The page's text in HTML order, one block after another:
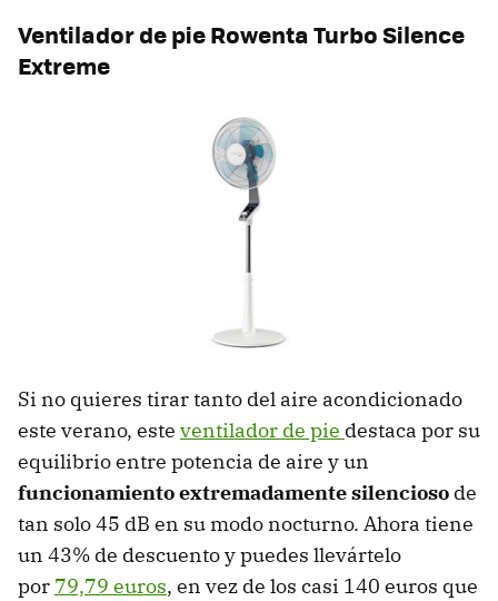
Ventilador de pie Rowenta Turbo Silence
Extreme
Si no quieres tirar tanto del aire acondicionado
este verano, este ventilador de pie destaca por su
equilibrio entre potencia de aire y un
funcionamiento extremadamente silencioso de
tan solo 45 dB en su modo nocturno. Ahora tiene
un 43% de descuento y puedes llevártelo
por 79,79 euros, en vez de los casi 140 euros que